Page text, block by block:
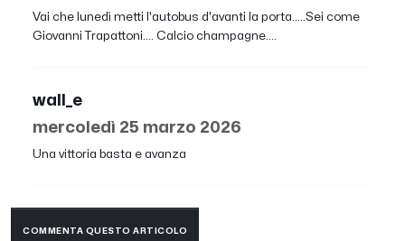
Vai che lunedì metti l'autobus d'avanti la porta.....Sei come
Giovanni Trapattoni.... Calcio champagne....
wall_e
mercoledì 25 marzo 2026
Una vittoria basta e avanza
COMMENTA QUESTO ARTICOLO